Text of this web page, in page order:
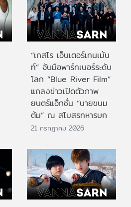
“เกสโร เอ็นเตอร์เทนเม้น
ท์” จับมือพาร์ทเนอร์ระดับ
โลก “Blue River Film”
แถลงข่าวเปิดตัวภาพ
ยนตร์แอ็กชั่น “นายขนม
ต้ม” ณ สโมสรทหารบก
21 กรกฎาคม 2026